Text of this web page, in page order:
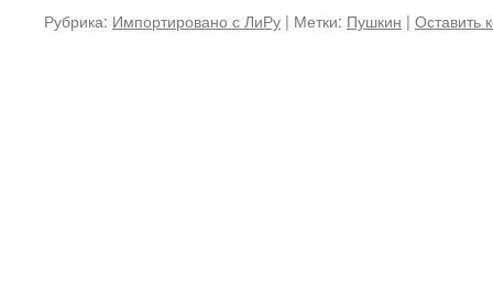
Рубрика: Импортировано с ЛиРу | Метки: Пушкин | Оставить